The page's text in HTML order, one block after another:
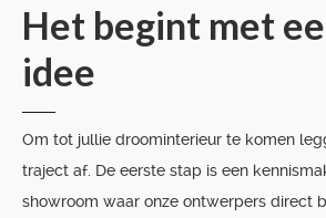
Het begint met
idee
Om tot jullie droominterieur te komen
traject af. De eerste stap is een
showroom waar onze ontwerpers direct